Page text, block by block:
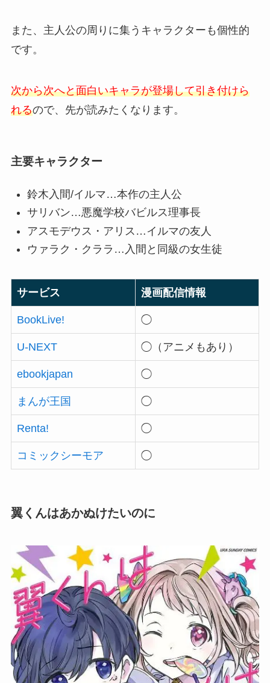
また、主人公の周りに集うキャラクターも個性的
です。
次から次へと面白いキャラが登場して引き付けら
れるので、先が読みたくなります。
主要キャラクター
鈴木入間/イルマ…本作の主人公
サリバン…悪魔学校バビルス理事長
アスモデウス・アリス…イルマの友人
ウァラク・クララ…入間と同級の女生徒
サービス 漫画配信情報
BookLive! ◯
U-NEXT ◯（アニメもあり）
ebookjapan ◯
まんが王国 ◯
Renta! ◯
コミックシーモア ◯
翼くんはあかぬけたいのに